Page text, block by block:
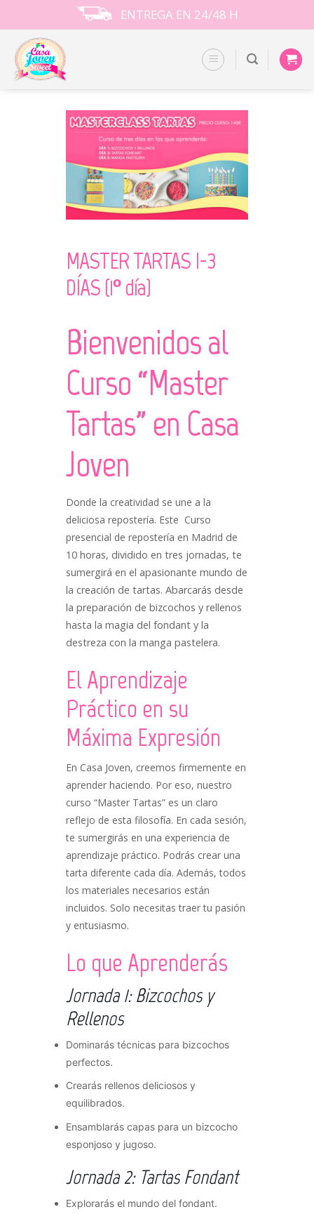
to
content
ENTREGA EN 24/48 H
MASTER TARTAS I-3
DÍAS (1º día)
Bienvenidos al
Curso “Master
Tartas” en Casa
Joven
Donde la creatividad se une a la
deliciosa repostería. Este Curso
presencial de repostería en Madrid de
10 horas, dividido en tres jornadas, te
sumergirá en el apasionante mundo de
la creación de tartas. Abarcarás desde
la preparación de bizcochos y rellenos
hasta la magia del fondant y la
destreza con la manga pastelera.
El Aprendizaje
Práctico en su
Máxima Expresión
En Casa Joven, creemos firmemente en
aprender haciendo. Por eso, nuestro
curso “Master Tartas” es un claro
reflejo de esta filosofía. En cada sesión,
te sumergirás en una experiencia de
aprendizaje práctico. Podrás crear una
tarta diferente cada día. Además, todos
los materiales necesarios están
incluidos. Solo necesitas traer tu pasión
y entusiasmo.
Lo que Aprenderás
Jornada 1: Bizcochos y
Rellenos
Dominarás técnicas para bizcochos
perfectos.
Crearás rellenos deliciosos y
equilibrados.
Ensamblarás capas para un bizcocho
esponjoso y jugoso.
Jornada 2: Tartas Fondant
Explorarás el mundo del fondant.